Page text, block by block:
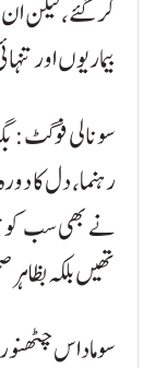
کر گئے، لیکن
بیماریوں اور
رہنما، دل کا
نے بھی سب کو
تھیں بلکہ
سوماداس